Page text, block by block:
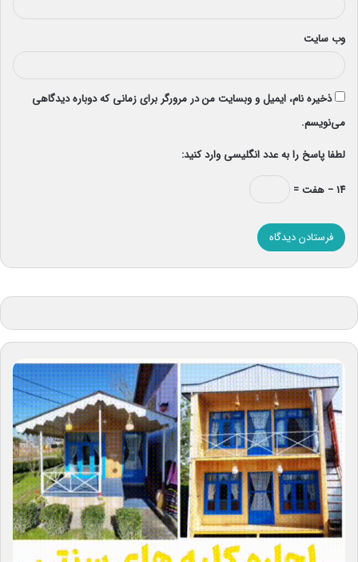
وب‌ سایت
ذخیره نام، ایمیل و وبسایت من در مرورگر برای زمانی که دوباره دیدگاهی
می‌نویسم.
لطفا پاسخ را به عدد انگلیسی وارد کنید:
۱۴ − هفت =